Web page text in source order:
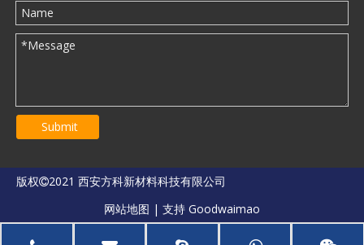
Submit
版权2021 西安方科新材料科技有限公司
网站地图 | 支持 Goodwaimao